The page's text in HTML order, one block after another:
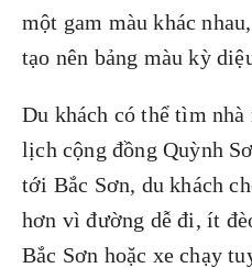
một gam màu khác
tạo nên bảng màu kỳ
Du khách có thể tìm
lịch cộng đồng Quỳnh
tới Bắc Sơn, du khách
hơn vì đường dễ đi, ít
Bắc Sơn hoặc xe chạy